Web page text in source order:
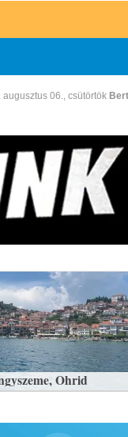
augusztus 06., csütörtök
Ohrid